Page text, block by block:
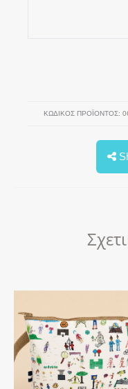
ΚΩΔΙΚΌΣ ΠΡΟΪΌΝΤΟΣ: